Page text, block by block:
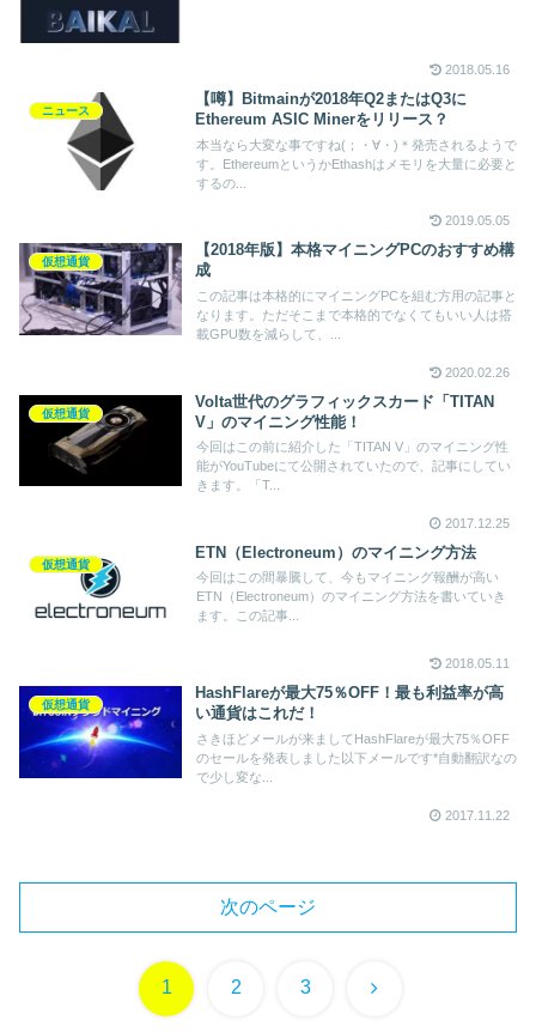
2018.05.16
ニュース
【噂】Bitmainが2018年Q2またはQ3に
Ethereum ASIC Minerをリリース？
本当なら大変な事ですね(；・∀・)＊発売されるようで
す。EthereumというかEthashはメモリを大量に必要と
するの...
2019.05.05
仮想通貨
【2018年版】本格マイニングPCのおすすめ構
成
この記事は本格的にマイニングPCを組む方用の記事と
なります。ただそこまで本格的でなくてもいい人は搭
載GPU数を減らして、...
2020.02.26
仮想通貨
Volta世代のグラフィックスカード「TITAN
V」のマイニング性能！
今回はこの前に紹介した「TITAN V」のマイニング性
能がYouTubeにて公開されていたので、記事にしてい
きます。「T...
2017.12.25
仮想通貨
ETN（Electroneum）のマイニング方法
今回はこの間暴騰して、今もマイニング報酬が高い
ETN（Electroneum）のマイニング方法を書いていき
ます。この記事...
2018.05.11
仮想通貨
HashFlareが最大75％OFF！最も利益率が高
い通貨はこれだ！
さきほどメールが来ましてHashFlareが最大75％OFF
のセールを発表しました以下メールです*自動翻訳なの
で少し変な...
2017.11.22
次のページ
1 2 3 次